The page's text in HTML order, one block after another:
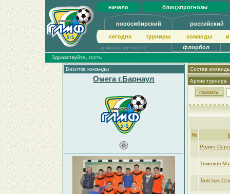
начало блиц×прогнозы
новосибирский российский
сегодня турниры команды
архив разделов >> флорбол
Здравствуйте, гость
Визитка команды
Омега г.Барнаул
Состав команды
Архив турнира
№
Родин
Тимохов
Толстых